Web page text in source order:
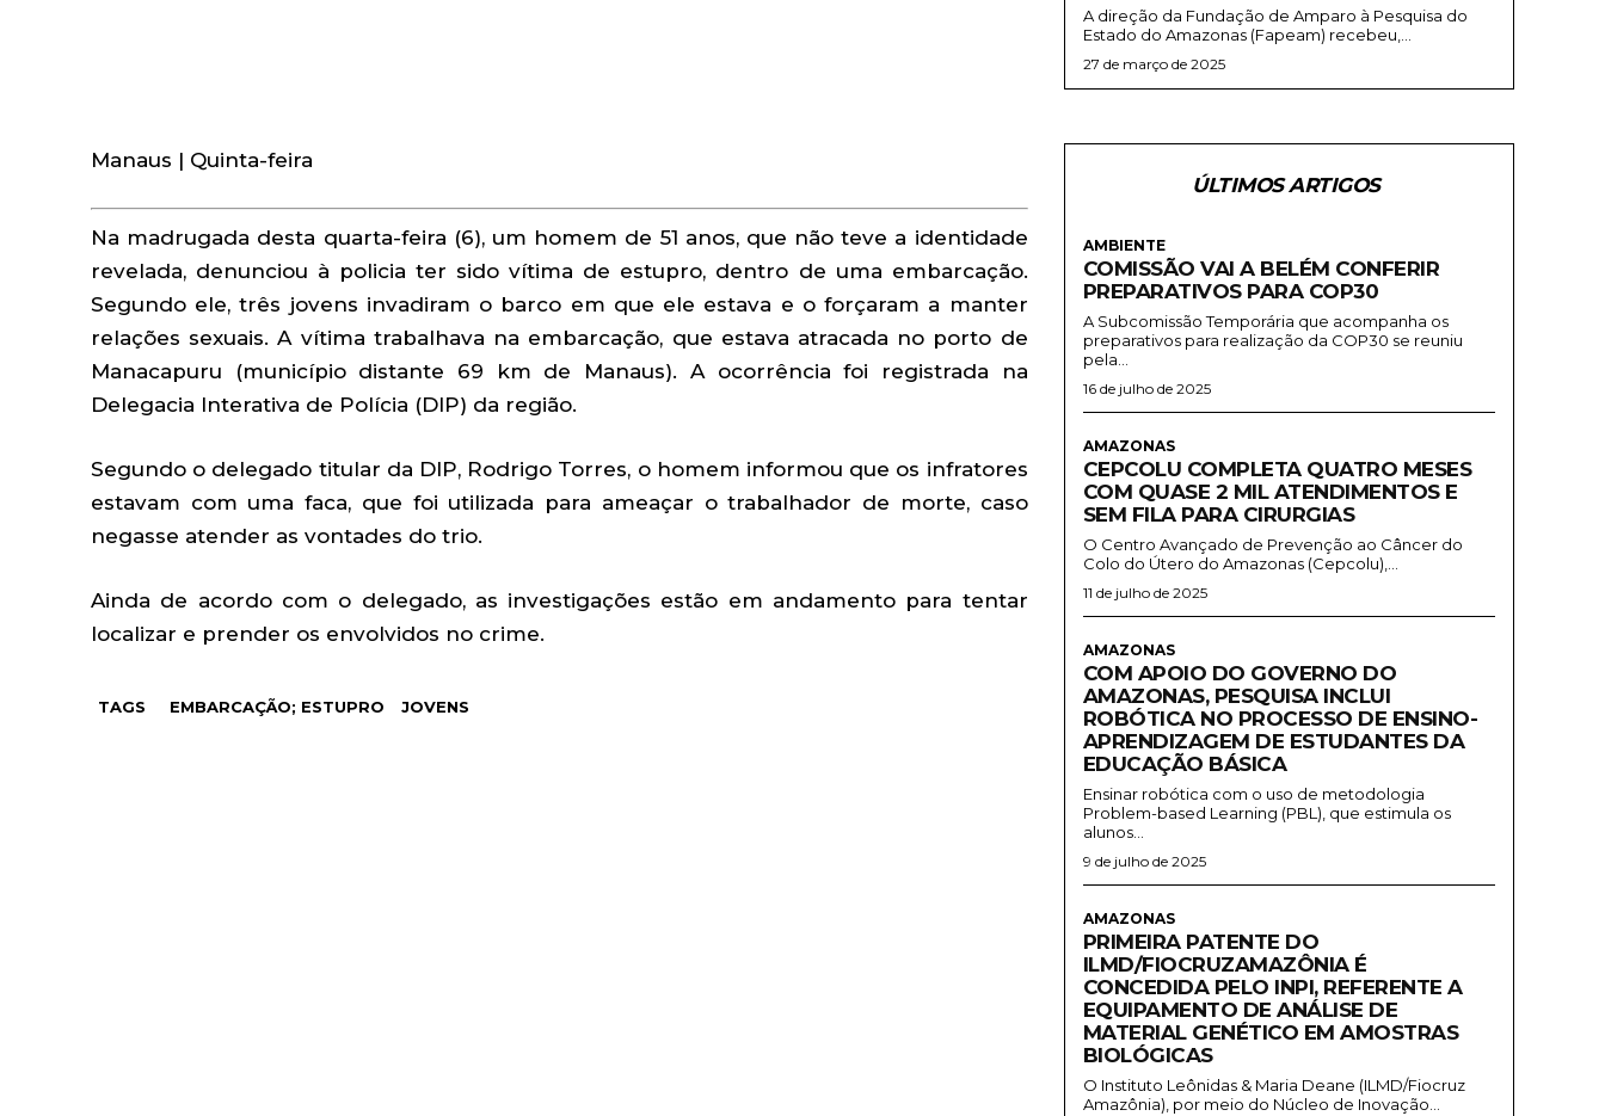
A direção da Fundação de Amparo à Pesquisa do
Estado do Amazonas (Fapeam) recebeu,...
27 de março de 2025
Manaus | Quinta-feira
Na madrugada desta quarta-feira (6), um homem de 51 anos, que não teve a identidade
revelada, denunciou à policia ter sido vítima de estupro, dentro de uma embarcação.
Segundo ele, três jovens invadiram o barco em que ele estava e o forçaram a manter
relações sexuais. A vítima trabalhava na embarcação, que estava atracada no porto de
Manacapuru (município distante 69 km de Manaus). A ocorrência foi registrada na
Delegacia Interativa de Polícia (DIP) da região.
Segundo o delegado titular da DIP, Rodrigo Torres, o homem informou que os infratores
estavam com uma faca, que foi utilizada para ameaçar o trabalhador de morte, caso
negasse atender as vontades do trio.
Ainda de acordo com o delegado, as investigações estão em andamento para tentar
localizar e prender os envolvidos no crime.
TAGS EMBARCAÇÃO; ESTUPRO JOVENS
ÚLTIMOS ARTIGOS
AMBIENTE
COMISSÃO VAI A BELÉM CONFERIR
PREPARATIVOS PARA COP30
A Subcomissão Temporária que acompanha os
preparativos para realização da COP30 se reuniu
pela...
16 de julho de 2025
AMAZONAS
CEPCOLU COMPLETA QUATRO MESES
COM QUASE 2 MIL ATENDIMENTOS E
SEM FILA PARA CIRURGIAS
O Centro Avançado de Prevenção ao Câncer do
Colo do Útero do Amazonas (Cepcolu),...
11 de julho de 2025
AMAZONAS
COM APOIO DO GOVERNO DO
AMAZONAS, PESQUISA INCLUI
ROBÓTICA NO PROCESSO DE ENSINO-
APRENDIZAGEM DE ESTUDANTES DA
EDUCAÇÃO BÁSICA
Ensinar robótica com o uso de metodologia
Problem-based Learning (PBL), que estimula os
alunos...
9 de julho de 2025
AMAZONAS
PRIMEIRA PATENTE DO
ILMD/FIOCRUZAMAZÔNIA É
CONCEDIDA PELO INPI, REFERENTE A
EQUIPAMENTO DE ANÁLISE DE
MATERIAL GENÉTICO EM AMOSTRAS
BIOLÓGICAS
O Instituto Leônidas & Maria Deane (ILMD/Fiocruz
Amazônia), por meio do Núcleo de Inovação...